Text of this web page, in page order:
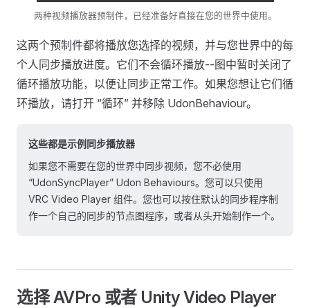
两种视频播放器预制件，已经准备好直接在您的世界中使用。
这两个预制件都将播放您选择的视频，并与您世界中的每
个人同步播放进度。它们不会循环播放--图中暂时关闭了
循环播放功能，以便让同步正常工作。如果您想让它们循
环播放，请打开 “循环” 并移除 UdonBehaviour。
这些都是示例同步播放器
如果您不需要在您的世界中同步视频，您不必使用
“UdonSyncPlayer” Udon Behaviours。您可以只使用
VRC Video Player 组件。您也可以按住默认的同步程序制
作一个自己的同步的节点图程序，或者从头开始制作一个。
选择 AVPro 或者 Unity Video Player